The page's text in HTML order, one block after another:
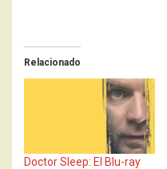
Relacionado
Doctor Sleep: El Blu-ray